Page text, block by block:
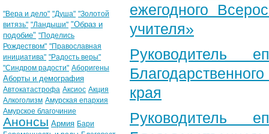
ежегодного
учителя»
Руководитель
края
Руководитель
"Вера и дело" "Душа" "Золотой
витязь" "Ландыши" "Образ и
подобие" "Поделись
Рождеством" "Православная
инициатива" "Радость веры"
"Синдром радости" Аборигены
Аборты и демография
Автокатастрофа Аксиос Акция
Алкоголизм Амурская епархия
Амурское благочиние
Анонсы Армия Бари